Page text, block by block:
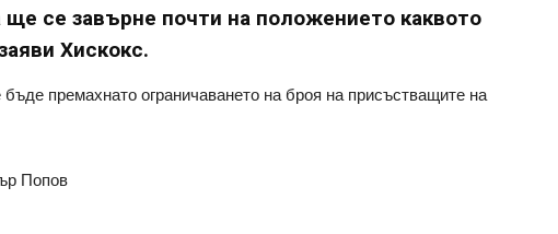
се завърне почти на положението каквото
Хискокс.
премахнато ограничаването на броя на присъстващите на
Попов